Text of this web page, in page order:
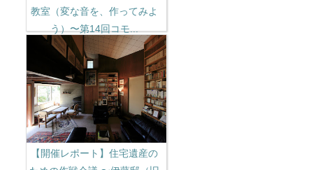
教室（変な音を、作ってみよ
う）〜第14回コモ...
【開催レポート】住宅遺産の